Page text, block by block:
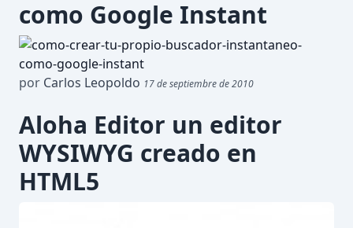
como Google Instant
por Carlos Leopoldo 17 de septiembre de 2010
Aloha Editor un editor
WYSIWYG creado en
HTML5